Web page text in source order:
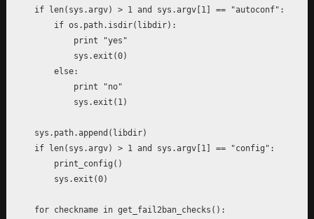
   if len(sys.argv) > 1 and sys.argv[1] == "autoconf":
       if os.path.isdir(libdir):
           print "yes"
       else:
           print "no"
           sys.exit(1)
   sys.path.append(libdir)
   if len(sys.argv) > 1 and sys.argv[1] == "config":
       print_config()
       sys.exit(0)
   for checkname in get_fail2ban_checks():